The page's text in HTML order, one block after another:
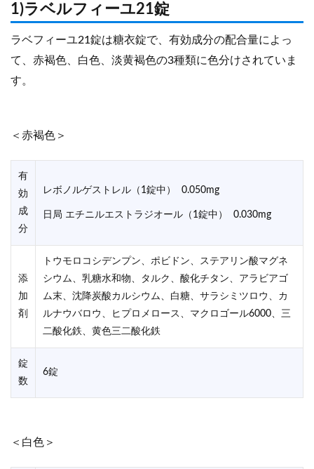
1)ラベルフィーユ21錠
ラベフィーユ21錠は糖衣錠で、有効成分の配合量によっ
て、赤褐色、白色、淡黄褐色の3種類に色分けされていま
す。
＜赤褐色＞
有
効
成
分
レボノルゲストレル（1錠中） 0.050mg
日局 エチニルエストラジオール（1錠中） 0.030mg
添
加
剤
トウモロコシデンプン、ポビドン、ステアリン酸マグネ
シウム、乳糖水和物、タルク、酸化チタン、アラビアゴ
ム末、沈降炭酸カルシウム、白糖、サラシミツロウ、カ
ルナウバロウ、ヒプロメロース、マクロゴール6000、三
二酸化鉄、黄色三二酸化鉄
錠
数
6錠
＜白色＞